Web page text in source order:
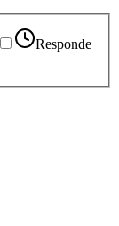
Responde